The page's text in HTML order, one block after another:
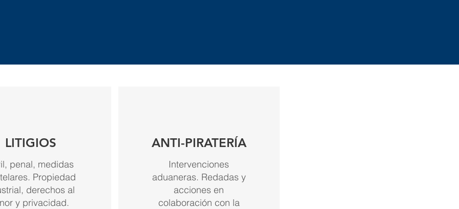
LITIGIOS
penal, medidas
Propiedad
derechos al
y privacidad.
ANTI-PIRATERÍA
Intervenciones
aduaneras. Redadas y
acciones en
colaboración con la